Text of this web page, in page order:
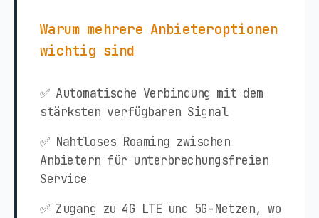
Warum mehrere Anbieteroptionen
wichtig sind
✅ Automatische Verbindung mit dem
stärksten verfügbaren Signal
✅ Nahtloses Roaming zwischen
Anbietern für unterbrechungsfreien
Service
✅ Zugang zu 4G LTE und 5G-Netzen, wo